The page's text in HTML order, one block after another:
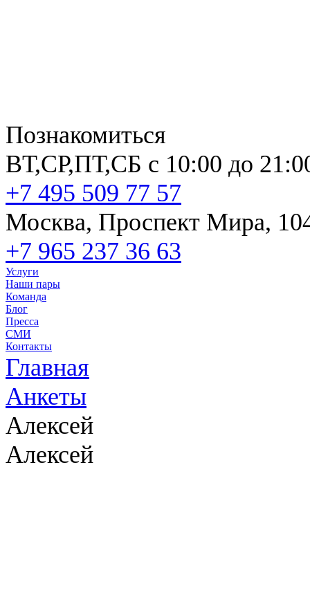
Познакомиться
ВТ,СР,ПТ,СБ с 10:00 до
+7 495 509 77 57
Москва, Проспект Мира,
+7 965 237 36 63
Услуги
Наши пары
Команда
Блог
Пресса
СМИ
Контакты
Главная
Анкеты
Алексей
Алексей